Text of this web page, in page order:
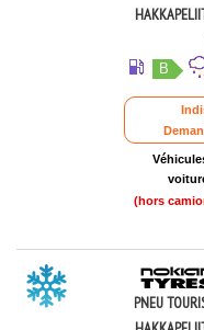
B
(hors
PNEU